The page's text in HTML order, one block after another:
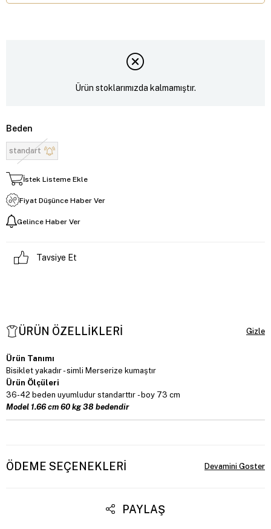
Ürün stoklarımızda kalmamıştır.
Beden
standart
İstek Listeme Ekle
Fiyat Düşünce Haber Ver
Gelince Haber Ver
Tavsiye Et
ÜRÜN ÖZELLIKLERI
Ürün Tanımı
Bisiklet yakadır - simli Merserize kumaştır
Ürün Ölçüleri
36-42 beden uyumludur standarttır - boy 73 cm
Model 1.66 cm 60 kg 38 bedendir
ÖDEME SEÇENEKLERI
PAYLAŞ